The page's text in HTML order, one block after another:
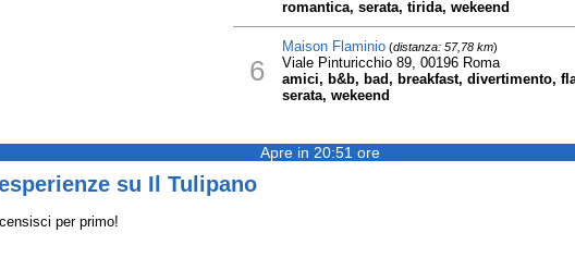
romantica, serata, tirida, wekeend
6
Maison Flaminio(distanza: 57,78 km)
Viale Pinturicchio 89, 00196 Roma
amici, b&b, bad, breakfast, divertimento,
serata, wekeend
Apre in 20:51 ore
su Il Tulipano
per primo!